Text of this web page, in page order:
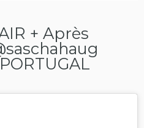
+ Après